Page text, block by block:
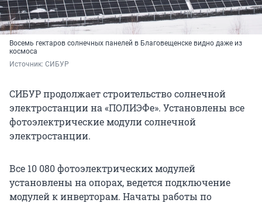
Восемь гектаров солнечных панелей в Благовещенске видно даже из
космоса
Источник: СИБУР
СИБУР продолжает строительство солнечной
электростанции на «ПОЛИЭФе». Установлены все
фотоэлектрические модули солнечной
электростанции.
Все 10 080 фотоэлектрических модулей
установлены на опорах, ведется подключение
модулей к инверторам. Начаты работы по